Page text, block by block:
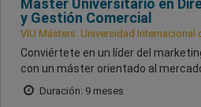
y Gestión Comercial
VIU Másters. Universidad Internacional
Conviértete en un líder del
con un máster orientado al
Duración: 9 meses